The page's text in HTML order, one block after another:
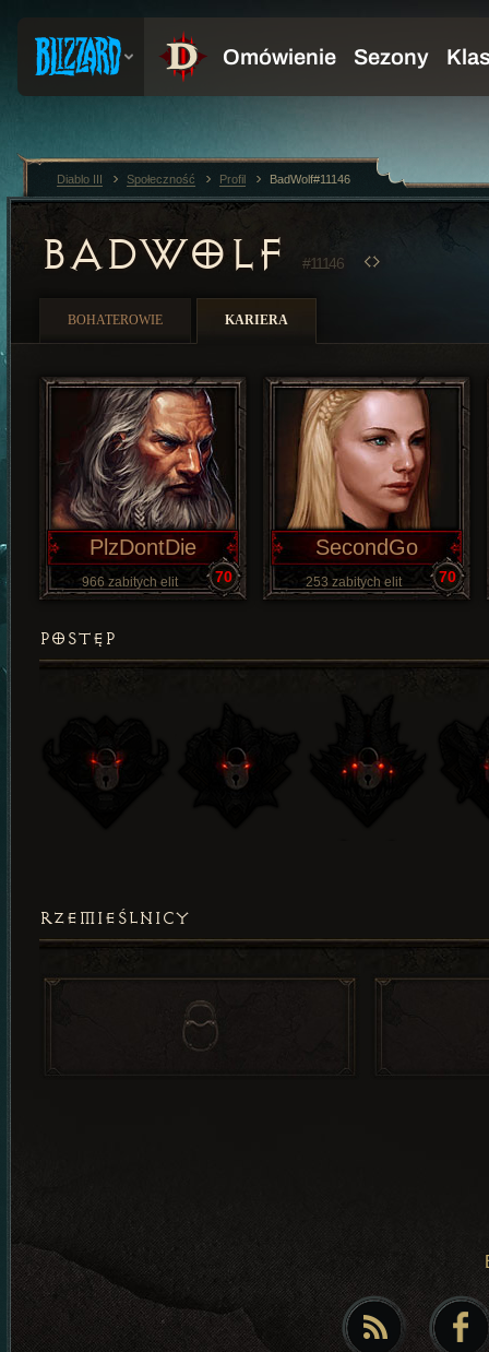
BADWOLF #11146
BOHATEROWIE KARIERA
PlzDontDie
966 zabitych elit 70
SecondGo
253 zabitych elit 70
POSTĘP
RZEMIEŚLNICY
Diablo III Społeczność Profil BadWolf#11146